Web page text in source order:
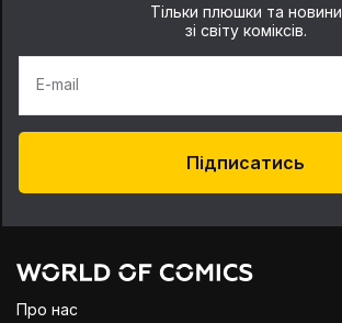
Тільки плюшки та новини
зі світу коміксів.
E-mail
Підписатись
Про нас